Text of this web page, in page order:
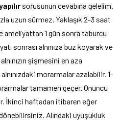
sorusunun cevabına gelelim.
uzun sürmez. Yaklaşık 2-3 saat
ameliyattan 1 gün sonra taburcu
sonrası alnınıza buz koyarak ve
şişmesini en aza
morarmalar azalabilir. 1-
tamamen geçer. Onuncu
İkinci haftadan itibaren eğer
Alındaki uyuşukluk